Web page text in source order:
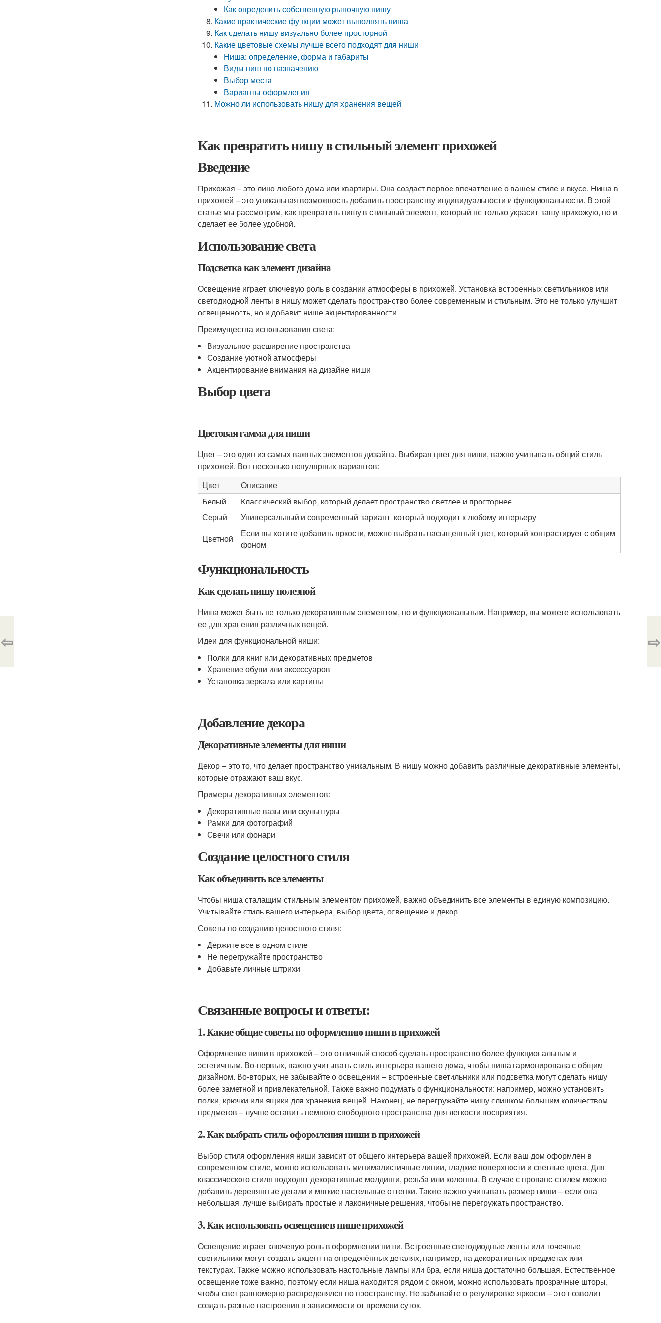
Как определить собственную рыночную нишу
Какие практические функции может выполнять ниша
Как сделать нишу визуально более просторной
Какие цветовые схемы лучше всего подходят для ниши
Ниша: определение, форма и габариты
Виды ниш по назначению
Выбор места
Варианты оформления
Можно ли использовать нишу для хранения вещей
Как превратить нишу в стильный элемент прихожей
Введение
Прихожая – это лицо любого дома или квартиры. Она создает первое впечатление о вашем стиле и вкусе. Ниша в
прихожей – это уникальная возможность добавить пространству индивидуальности и функциональности. В этой
статье мы рассмотрим, как превратить нишу в стильный элемент, который не только украсит вашу прихожую, но и
сделает ее более удобной.
Использование света
Подсветка как элемент дизайна
Освещение играет ключевую роль в создании атмосферы в прихожей. Установка встроенных светильников или
светодиодной ленты в нишу может сделать пространство более современным и стильным. Это не только улучшит
освещенность, но и добавит нише акцентированности.
Преимущества использования света:
Визуальное расширение пространства
Создание уютной атмосферы
Акцентирование внимания на дизайне ниши
Выбор цвета
Цветовая гамма для ниши
Цвет – это один из самых важных элементов дизайна. Выбирая цвет для ниши, важно учитывать общий стиль
прихожей. Вот несколько популярных вариантов:
Цвет
Описание
Белый
Классический выбор, который делает пространство светлее и просторнее
Серый
Универсальный и современный вариант, который подходит к любому интерьеру
Цветной
Если вы хотите добавить яркости, можно выбрать насыщенный цвет, который контрастирует с общим
фоном
Функциональность
Как сделать нишу полезной
Ниша может быть не только декоративным элементом, но и функциональным. Например, вы можете использовать
ее для хранения различных вещей.
Идеи для функциональной ниши:
Полки для книг или декоративных предметов
Хранение обуви или аксессуаров
Установка зеркала или картины
Добавление декора
Декоративные элементы для ниши
Декор – это то, что делает пространство уникальным. В нишу можно добавить различные декоративные элементы,
которые отражают ваш вкус.
Примеры декоративных элементов:
Декоративные вазы или скульптуры
Рамки для фотографий
Свечи или фонари
Создание целостного стиля
Как объединить все элементы
Чтобы ниша сталащим стильным элементом прихожей, важно объединить все элементы в единую композицию.
Учитывайте стиль вашего интерьера, выбор цвета, освещение и декор.
Советы по созданию целостного стиля:
Держите все в одном стиле
Не перегружайте пространство
Добавьте личные штрихи
Связанные вопросы и ответы:
1. Какие общие советы по оформлению ниши в прихожей
Оформление ниши в прихожей – это отличный способ сделать пространство более функциональным и
эстетичным. Во-первых, важно учитывать стиль интерьера вашего дома, чтобы ниша гармонировала с общим
дизайном. Во-вторых, не забывайте о освещении – встроенные светильники или подсветка могут сделать нишу
более заметной и привлекательной. Также важно подумать о функциональности: например, можно установить
полки, крючки или ящики для хранения вещей. Наконец, не перегружайте нишу слишком большим количеством
предметов – лучше оставить немного свободного пространства для легкости восприятия.
2. Как выбрать стиль оформления ниши в прихожей
Выбор стиля оформления ниши зависит от общего интерьера вашей прихожей. Если ваш дом оформлен в
современном стиле, можно использовать минималистичные линии, гладкие поверхности и светлые цвета. Для
классического стиля подходят декоративные молдинги, резьба или колонны. В случае с прованс-стилем можно
добавить деревянные детали и мягкие пастельные оттенки. Также важно учитывать размер ниши – если она
небольшая, лучше выбирать простые и лаконичные решения, чтобы не перегружать пространство.
3. Как использовать освещение в нише прихожей
Освещение играет ключевую роль в оформлении ниши. Встроенные светодиодные ленты или точечные
светильники могут создать акцент на определённых деталях, например, на декоративных предметах или
текстурах. Также можно использовать настольные лампы или бра, если ниша достаточно большая. Естественное
освещение тоже важно, поэтому если ниша находится рядом с окном, можно использовать прозрачные шторы,
чтобы свет равномерно распределялся по пространству. Не забывайте о регулировке яркости – это позволит
создать разные настроения в зависимости от времени суток.
⇦ ⇨